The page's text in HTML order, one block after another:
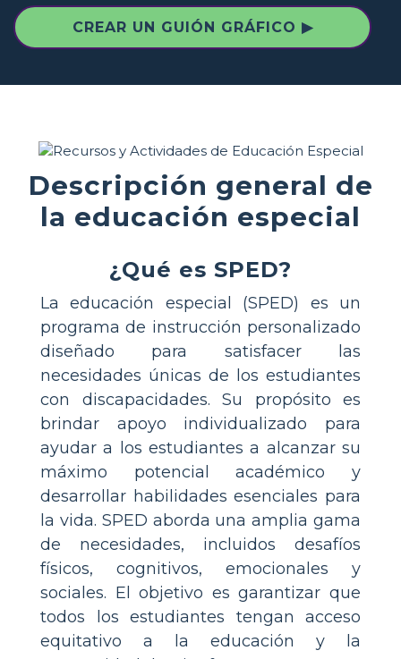
CREAR UN GUIÓN GRÁFICO ▶
Descripción general de
la educación especial
¿Qué es SPED?
La educación especial (SPED) es un
programa de instrucción personalizado
diseñado para satisfacer las
necesidades únicas de los estudiantes
con discapacidades. Su propósito es
brindar apoyo individualizado para
ayudar a los estudiantes a alcanzar su
máximo potencial académico y
desarrollar habilidades esenciales para
la vida. SPED aborda una amplia gama
de necesidades, incluidos desafíos
físicos, cognitivos, emocionales y
sociales. El objetivo es garantizar que
todos los estudiantes tengan acceso
equitativo a la educación y la